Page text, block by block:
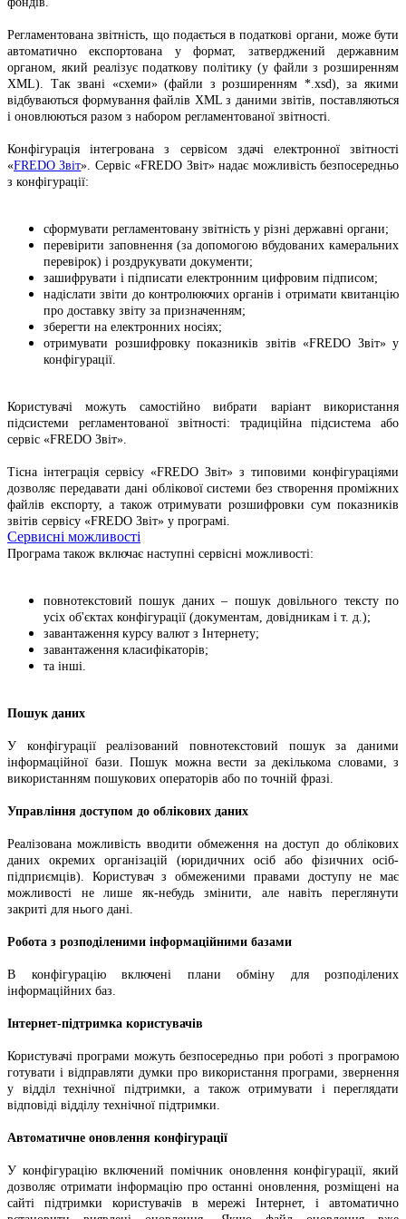
Регламентована звітність, що подається в податкові органи, може бути
автоматично експортована у формат, затверджений державним
органом, який реалізує податкову політику (у файли з розширенням
XML). Так звані «схеми» (файли з розширенням *.xsd), за якими
відбуваються формування файлів XML з даними звітів, поставляються
і оновлюються разом з набором регламентованої звітності.
Конфігурація інтегрована з сервісом здачі електронної звітності
«FREDO Звіт». Сервіс «FREDO Звіт» надає можливість безпосередньо
з конфігурації:
сформувати регламентовану звітність у різні державні органи;
перевірити заповнення (за допомогою вбудованих камеральних
перевірок) і роздрукувати документи;
зашифрувати і підписати електронним цифровим підписом;
надіслати звіти до контролюючих органів і отримати квитанцію
про доставку звіту за призначенням;
зберегти на електронних носіях;
отримувати розшифровку показників звітів «FREDO Звіт» у
конфігурації.
Користувачі можуть самостійно вибрати варіант використання
підсистеми регламентованої звітності: традиційна підсистема або
сервіс «FREDO Звіт».
Тісна інтеграція сервісу «FREDO Звіт» з типовими конфігураціями
дозволяє передавати дані облікової системи без створення проміжних
файлів експорту, а також отримувати розшифровки сум показників
звітів сервісу «FREDO Звіт» у програмі.
Сервисні можливості
Програма також включає наступні сервісні можливості:
повнотекстовий пошук даних – пошук довільного тексту по
усіх об'єктах конфігурації (документам, довідникам і т. д.);
завантаження курсу валют з Інтернету;
завантаження класифікаторів;
та інші.
Пошук даних
У конфігурації реалізований повнотекстовий пошук за даними
інформаційної бази. Пошук можна вести за декількома словами, з
використанням пошукових операторів або по точній фразі.
Управління доступом до облікових даних
Реалізована можливість вводити обмеження на доступ до облікових
даних окремих організацій (юридичних осіб або фізичних осіб-
підприємців). Користувач з обмеженими правами доступу не має
можливості не лише як-небудь змінити, але навіть переглянути
закриті для нього дані.
Робота з розподіленими інформаційними базами
В конфігурацію включені плани обміну для розподілених
інформаційних баз.
Інтернет-підтримка користувачів
Користувачі програми можуть безпосередньо при роботі з програмою
готувати і відправляти думки про використання програми, звернення
у відділ технічної підтримки, а також отримувати і переглядати
відповіді відділу технічної підтримки.
Автоматичне оновлення конфігурації
У конфігурацію включений помічник оновлення конфігурації, який
дозволяє отримати інформацію про останні оновлення, розміщені на
сайті підтримки користувачів в мережі Інтернет, і автоматично